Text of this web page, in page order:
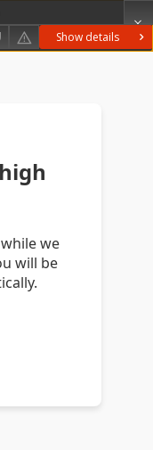
Show details